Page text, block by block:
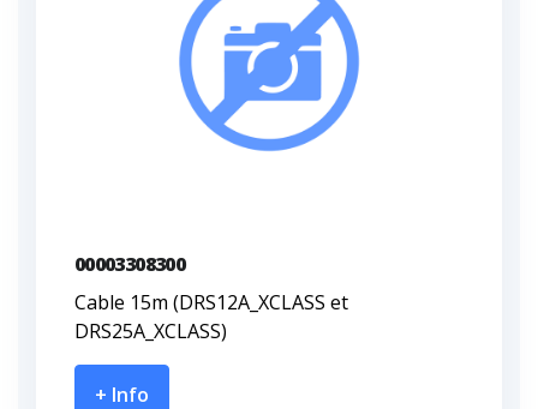
00003308300
Cable 15m (DRS12A_XCLASS et
DRS25A_XCLASS)
+ Info